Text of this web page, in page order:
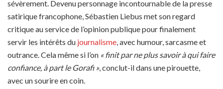
sévèrement. Devenu personnage incontournable de la presse
satirique francophone, Sébastien Liebus met son regard
critique au service de l’opinion publique pour finalement
servir les intérêts du journalisme, avec humour, sarcasme et
outrance. Cela même si l’on « finit par ne plus savoir à qui faire
confiance, à part le Gorafi », conclut-il dans une pirouette,
avec un sourire en coin.